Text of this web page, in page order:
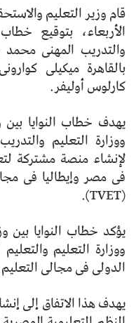
قام وزير التعليم
الأربعاء، بتوقيع
والتدريب المهنى
بالقاهرة ميكيلى
كارلوس أوليفر.
يهدف خطاب النوايا بين
ووزارة التعليم
لإنشاء منصة مشتركة
فى مصر وإيطاليا فى
(TVET).
يؤكد خطاب النوايا بين
ووزارة التعليم
الدولى فى مجالى
يهدف هذا الاتفاق إلى